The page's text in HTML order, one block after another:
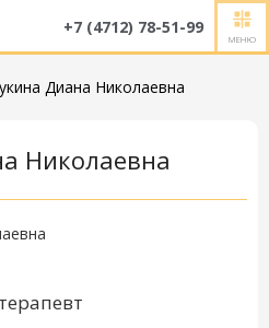
Диана Николаевна
Николаевна
+7 (4712) 78-51-99
МЕНЮ